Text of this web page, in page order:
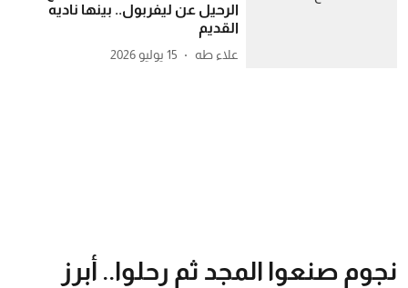
الرحيل عن ليفربول.. بينها ناديه
القديم
علاء طه 15 يوليو 2026
نجوم صنعوا المجد ثم رحلوا.. أبرز